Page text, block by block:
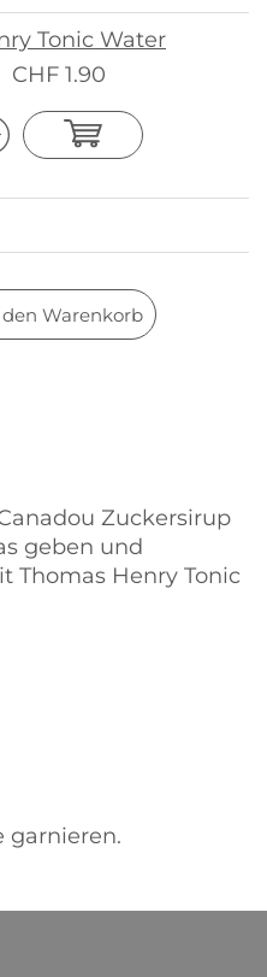
Tonic Water
CHF 1.90
Warenkorb
Zuckersirup
geben und
Thomas Henry Tonic
garnieren.